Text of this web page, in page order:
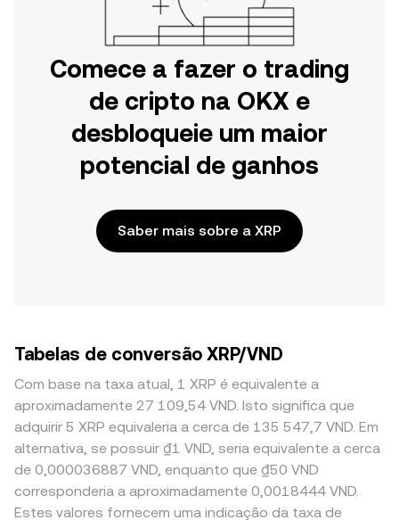
Comece a fazer o trading
de cripto na OKX e
desbloqueie um maior
potencial de ganhos
Saber mais sobre a XRP
Tabelas de conversão XRP/VND
Com base na taxa atual, 1 XRP é equivalente a
aproximadamente 27 109,54 VND. Isto significa que
adquirir 5 XRP equivaleria a cerca de 135 547,7 VND. Em
alternativa, se possuir ₫1 VND, seria equivalente a cerca
de 0,000036887 VND, enquanto que ₫50 VND
corresponderia a aproximadamente 0,0018444 VND.
Estes valores fornecem uma indicação da taxa de